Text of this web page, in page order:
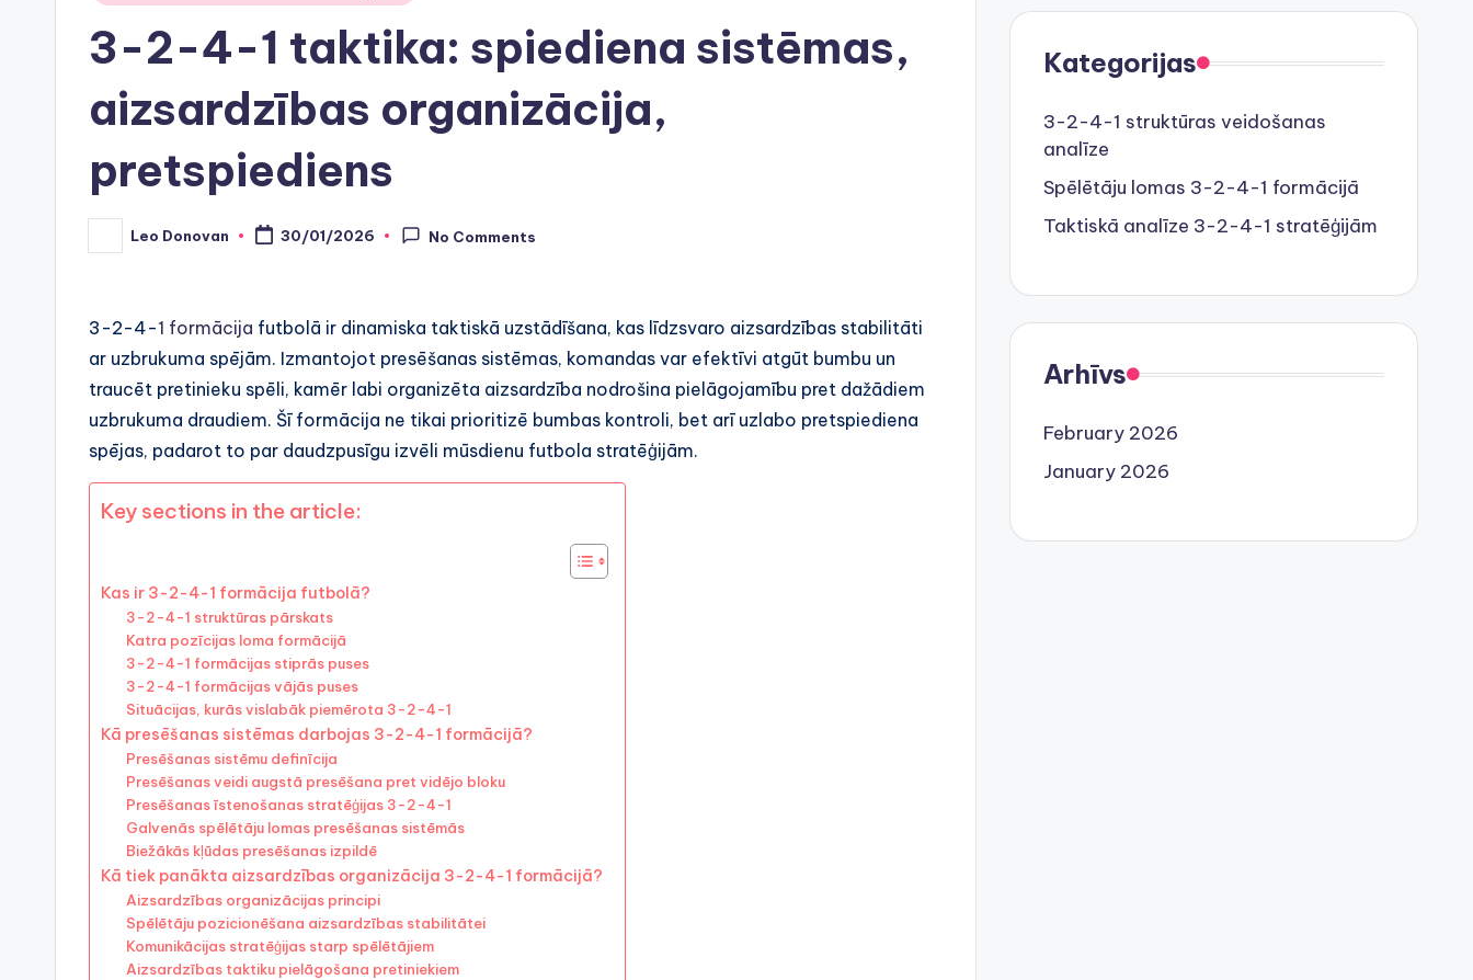
3-2-4-1 taktika: spiediena sistēmas,
aizsardzības organizācija,
pretspiediens
Posted
by
Leo Donovan 30/01/2026 No Comments
3-2-4-1 formācija futbolā ir dinamiska taktiskā uzstādīšana, kas līdzsvaro aizsardzības stabilitāti
ar uzbrukuma spējām. Izmantojot presēšanas sistēmas, komandas var efektīvi atgūt bumbu un
traucēt pretinieku spēli, kamēr labi organizēta aizsardzība nodrošina pielāgojamību pret dažādiem
uzbrukuma draudiem. Šī formācija ne tikai prioritizē bumbas kontroli, bet arī uzlabo pretspiediena
spējas, padarot to par daudzpusīgu izvēli mūsdienu futbola stratēģijām.
Key sections in the article:
Kas ir 3-2-4-1 formācija futbolā?
3-2-4-1 struktūras pārskats
Katra pozīcijas loma formācijā
3-2-4-1 formācijas stiprās puses
3-2-4-1 formācijas vājās puses
Situācijas, kurās vislabāk piemērota 3-2-4-1
Kā presēšanas sistēmas darbojas 3-2-4-1 formācijā?
Presēšanas sistēmu definīcija
Presēšanas veidi augstā presēšana pret vidējo bloku
Presēšanas īstenošanas stratēģijas 3-2-4-1
Galvenās spēlētāju lomas presēšanas sistēmās
Biežākās kļūdas presēšanas izpildē
Kā tiek panākta aizsardzības organizācija 3-2-4-1 formācijā?
Aizsardzības organizācijas principi
Spēlētāju pozicionēšana aizsardzības stabilitātei
Komunikācijas stratēģijas starp spēlētājiem
Aizsardzības taktiku pielāgošana pretiniekiem
Kategorijas
3-2-4-1 struktūras veidošanas
analīze
Spēlētāju lomas 3-2-4-1 formācijā
Taktiskā analīze 3-2-4-1 stratēģijām
Arhīvs
February 2026
January 2026